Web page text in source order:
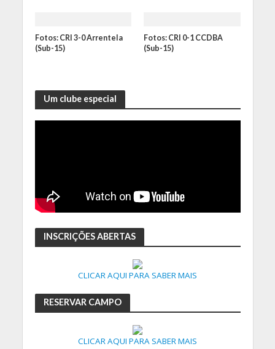
Fotos: CRI 3-0 Arrentela
(Sub-15)
Fotos: CRI 0-1 CCDBA
(Sub-15)
Um clube especial
INSCRIÇÕES ABERTAS
CLICAR AQUI PARA SABER MAIS
RESERVAR CAMPO
CLICAR AQUI PARA SABER MAIS